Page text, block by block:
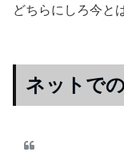
どちらにしろ今と
ネットで